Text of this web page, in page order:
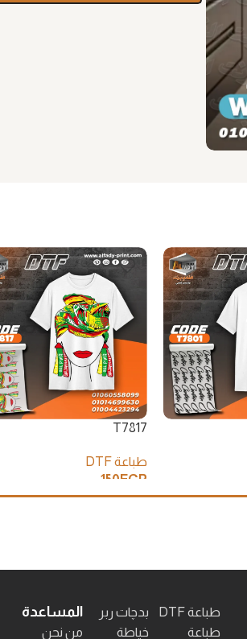
T7817
طباعة DTF
150EGP
طباعة DTF
طباعة
بدچات ربر
خياطة
المساعدة
من نحن